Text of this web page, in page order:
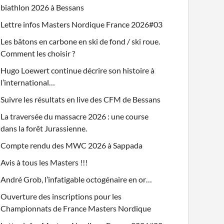
biathlon 2026 à Bessans
Lettre infos Masters Nordique France 2026#03
Les bâtons en carbone en ski de fond / ski roue.
Comment les choisir ?
Hugo Loewert continue décrire son histoire à
l’international…
Suivre les résultats en live des CFM de Bessans
La traversée du massacre 2026 : une course
dans la forêt Jurassienne.
Compte rendu des MWC 2026 à Sappada
Avis à tous les Masters !!!
André Grob, l’infatigable octogénaire en or…
Ouverture des inscriptions pour les
Championnats de France Masters Nordique